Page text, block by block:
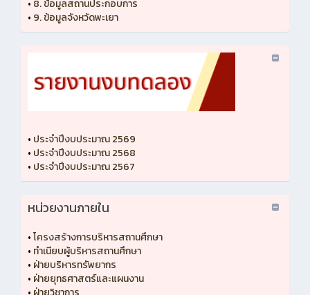
• 8. ข้อมูลสถานประกอบการ
• 9. ข้อมูลจังหวัดพะเยา
• ประจำปีงบประมาณ 2569
• ประจำปีงบประมาณ 2568
• ประจำปีงบประมาณ 2567
หน่วยงานภายใน
•โครงสร้างการบริหารสถานศึกษา
• ทำเนียบผู้บริหารสถานศึกษา
• ฝ่ายบริหารทรัพยากร
• ฝ่ายยุทธศาสตร์และแผนงาน